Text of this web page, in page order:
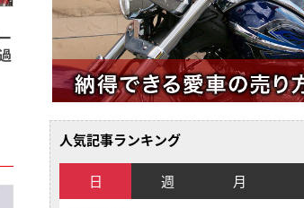
人気記事ランキング
日 週 月